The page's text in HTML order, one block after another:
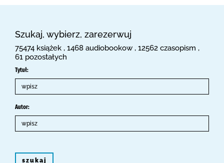
Szukaj, wybierz, zarezerwuj
75474 książek , 1468 audiobookow , 12562 czasopism ,
61 pozostałych
Tytuł:
Autor:
szukaj